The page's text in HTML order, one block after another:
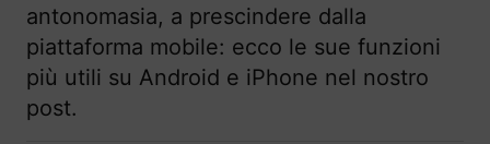
antonomasia, a prescindere dalla
piattaforma mobile: ecco le sue funzioni
più utili su Android e iPhone nel nostro
post.